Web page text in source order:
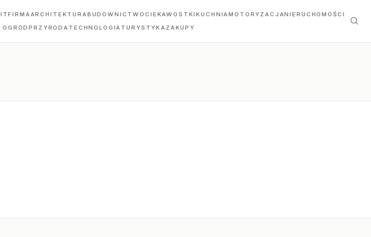
ITFIRMAARCHITEKTURABUDOWNICTWOCIEKAWOSTKIKUCHNIAMOTORYZACJANIERUCHOMOŚCI
OGRÓDPRZYRODA TECHNOLOGIA TURYSTYKA ZAKUPY